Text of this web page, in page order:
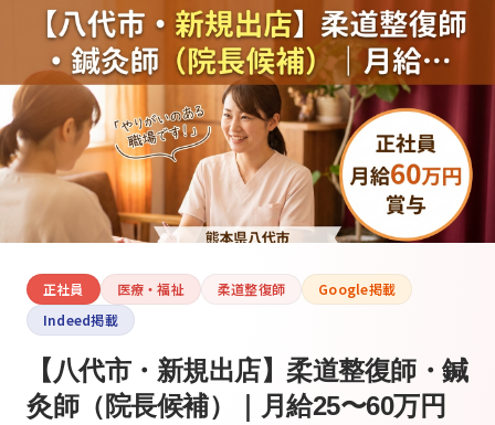
正社員 医療・福祉 柔道整復師
Google掲載
Indeed掲載
【八代市・新規出店】柔道整復師・鍼
灸師（院長候補）｜月給25〜60万円